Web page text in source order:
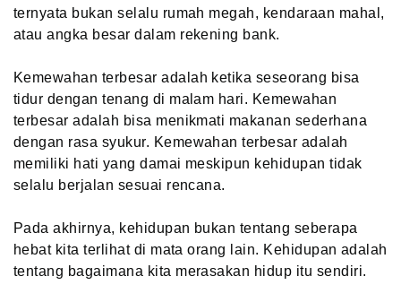
ternyata bukan selalu rumah megah, kendaraan mahal,
atau angka besar dalam rekening bank.
Kemewahan terbesar adalah ketika seseorang bisa
tidur dengan tenang di malam hari. Kemewahan
terbesar adalah bisa menikmati makanan sederhana
dengan rasa syukur. Kemewahan terbesar adalah
memiliki hati yang damai meskipun kehidupan tidak
selalu berjalan sesuai rencana.
Pada akhirnya, kehidupan bukan tentang seberapa
hebat kita terlihat di mata orang lain. Kehidupan adalah
tentang bagaimana kita merasakan hidup itu sendiri.